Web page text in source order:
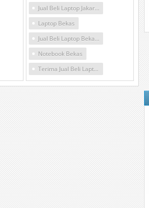
Jual Beli Laptop Jakarta Timur
Laptop Bekas
Jual Beli Laptop Bekas Jakarta
Notebook Bekas
Terima Jual Beli Laptop Bekas Jakarta